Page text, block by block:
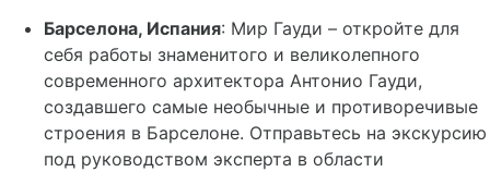
Барселона, Испания: Мир Гауди – откройте для
себя работы знаменитого и великолепного
современного архитектора Антонио Гауди,
создавшего самые необычные и противоречивые
строения в Барселоне. Отправьтесь на экскурсию
под руководством эксперта в области